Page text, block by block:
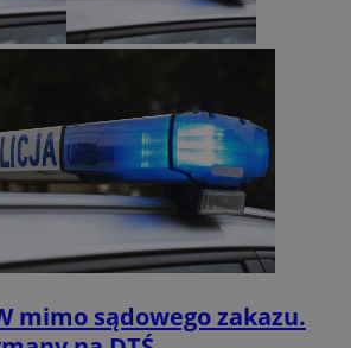
mimo sądowego zakazu.